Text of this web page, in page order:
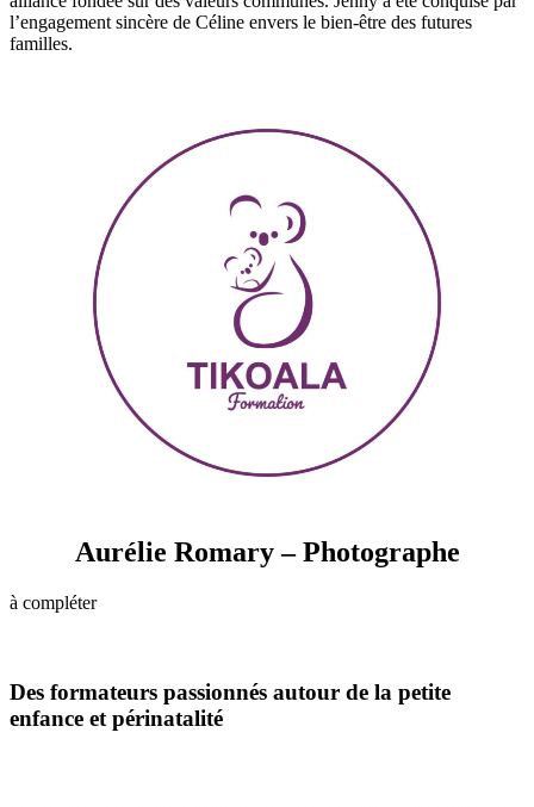
l’engagement sincère de Céline envers le bien-être des futures
familles.
Aurélie Romary – Photographe
à compléter
Des formateurs passionnés autour de la petite
enfance et périnatalité